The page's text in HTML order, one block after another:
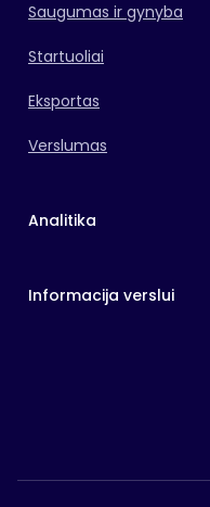
Saugumas ir gynyba
Startuoliai
Eksportas
Verslumas
Analitika
Informacija verslui